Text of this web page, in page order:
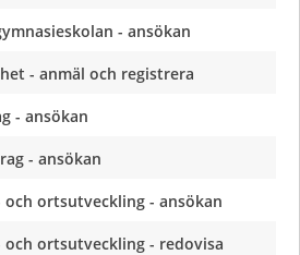
- ansökan
- anmäl och registrera
- ansökan
- ansökan
och ortsutveckling - ansökan
och ortsutveckling - redovisa